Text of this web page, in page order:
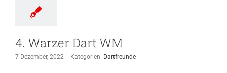
4. Warzer Dart WM
7 Dezember, 2022 Kategorien: Dartfreunde